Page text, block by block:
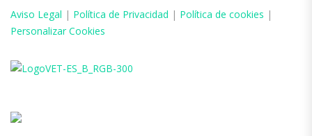
Aviso Legal | Política de Privacidad | Política de cookies |
Personalizar Cookies